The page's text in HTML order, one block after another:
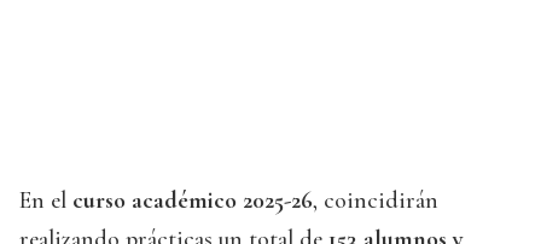
En el curso académico 2025-26, coincidirán